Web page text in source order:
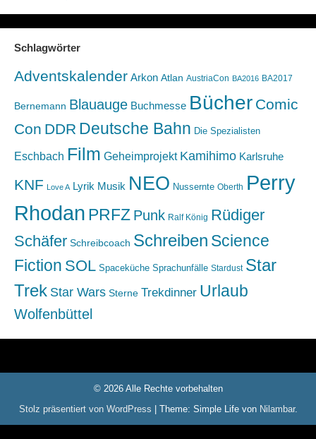
Schlagwörter
Adventskalender Arkon Atlan AustriaCon BA2016 BA2017
Bernemann Blauauge Buchmesse Bücher Comic
Con DDR Deutsche Bahn Die Spezialisten
Eschbach Film Geheimprojekt Kamihimo Karlsruhe
KNF Love A Lyrik Musik NEO Nussernte Oberth Perry
Rhodan PRFZ Punk Ralf König Rüdiger
Schäfer Schreibcoach Schreiben Science
Fiction SOL Spaceküche Sprachunfälle Stardust Star
Trek Star Wars Sterne Trekdinner Urlaub
Wolfenbüttel
© 2026 Alle Rechte vorbehalten
Stolz präsentiert von WordPress
Theme: Simple Life von Nilambar.